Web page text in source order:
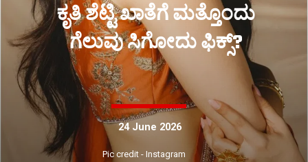
Pic credit - Instagram
ಕೃತಿ ಶೆಟ್ಟಿ ಖಾತೆಗೆ ಮತ್ತೊಂದು
ಗೆಲುವು ಸಿಗೋದು ಫಿಕ್ಸ್?
24 June 2026